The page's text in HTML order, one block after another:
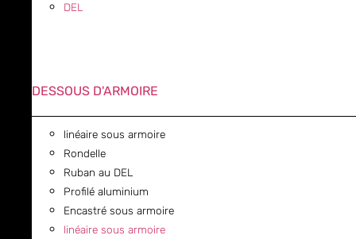
DEL
DESSOUS D'ARMOIRE
linéaire sous armoire
Rondelle
Ruban au DEL
Profilé aluminium
Encastré sous armoire
linéaire sous armoire